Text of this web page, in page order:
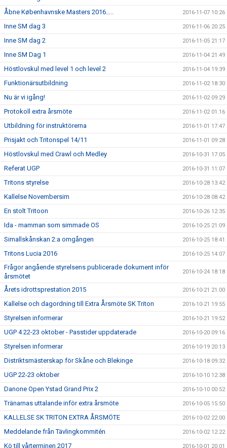
Åbne Københavnske Masters 2016….. 2016-11-07 10:26
Inne SM dag 3 2016-11-06 20:25
Inne SM dag 2 2016-11-05 21:17
Inne SM Dag 1 2016-11-04 21:49
Höstlovskul med level 1 och level 2 2016-11-04 19:39
Funktionärsutbildning 2016-11-02 18:30
Nu är vi igång! 2016-11-02 09:29
Protokoll extra årsmöte 2016-11-02 01:16
Utbildning för instruktörerna 2016-11-01 17:47
Prisjakt och Tritonspel 14/11 2016-11-01 09:28
Höstlovskul med Crawl och Medley 2016-10-31 17:05
Referat UGP 2016-10-31 11:07
Tritons styrelse 2016-10-28 13:42
Kallelse Novembersim 2016-10-28 08:42
En stolt Tritoon 2016-10-26 12:35
Ida - mamman som simmade OS 2016-10-25 21:09
Simallskånskan 2:a omgången 2016-10-25 18:41
Tritons Lucia 2016 2016-10-25 14:07
Frågor angående styrelsens publicerade dokument inför
årsmötet
2016-10-24 18:18
Årets idrottsprestation 2015 2016-10-21 21:00
Kallelse och dagordning till Extra Årsmöte SK Triton 2016-10-21 19:55
Styrelsen informerar 2016-10-21 19:52
UGP 4 22-23 oktober - Passtider uppdaterade 2016-10-20 09:16
Styrelsen informerar 2016-10-19 20:13
Distriktsmästerskap för Skåne och Blekinge 2016-10-18 09:32
UGP 22-23 oktober 2016-10-10 12:38
Danone Open Ystad Grand Prix 2 2016-10-10 00:52
Tränarnas uttalande inför extra årsmöte 2016-10-05 15:50
KALLELSE SK TRITON EXTRA ÅRSMÖTE 2016-10-02 22:00
Meddelande från Tävlingkommitén 2016-10-02 12:22
Kö till vårterminen 2017 2016-10-01 20:01